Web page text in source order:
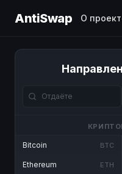
AntiSwap О
Bitcoin BTC
Ethereum ETH